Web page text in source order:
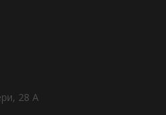
28 А